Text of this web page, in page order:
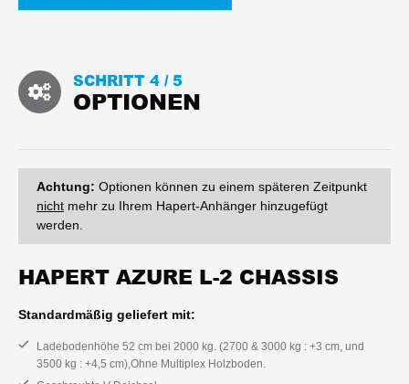
OPTIONEN
SCHRITT 4 / 5
Achtung: Optionen können zu einem späteren Zeitpunkt
nicht mehr zu Ihrem Hapert-Anhänger hinzugefügt
werden.
HAPERT AZURE L-2 CHASSIS
Standardmäßig geliefert mit:
Ladebodenhöhe 52 cm bei 2000 kg. (2700 & 3000 kg : +3 cm, und
3500 kg : +4,5 cm),Ohne Multiplex Holzboden.